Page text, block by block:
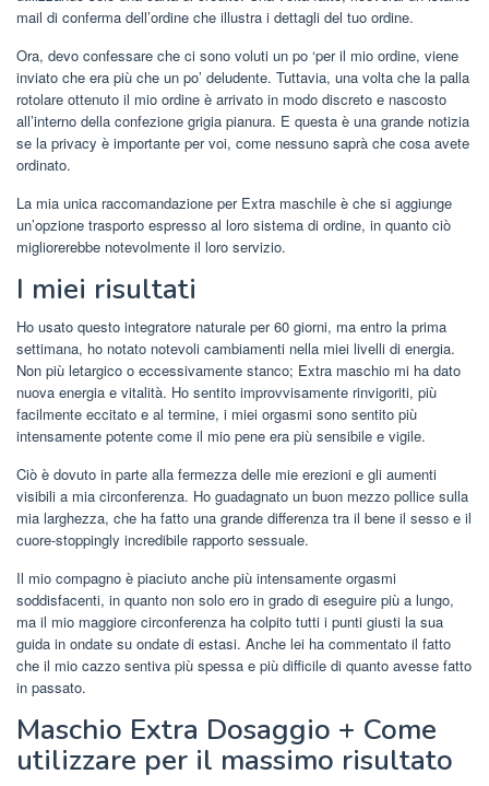
mail di conferma dell’ordine che illustra i dettagli del tuo ordine.
Ora, devo confessare che ci sono voluti un po ‘per il mio ordine, viene
inviato che era più che un po’ deludente. Tuttavia, una volta che la palla
rotolare ottenuto il mio ordine è arrivato in modo discreto e nascosto
all’interno della confezione grigia pianura. E questa è una grande notizia
se la privacy è importante per voi, come nessuno saprà che cosa avete
ordinato.
La mia unica raccomandazione per Extra maschile è che si aggiunge
un’opzione trasporto espresso al loro sistema di ordine, in quanto ciò
migliorerebbe notevolmente il loro servizio.
I miei risultati
Ho usato questo integratore naturale per 60 giorni, ma entro la prima
settimana, ho notato notevoli cambiamenti nella miei livelli di energia.
Non più letargico o eccessivamente stanco; Extra maschio mi ha dato
nuova energia e vitalità. Ho sentito improvvisamente rinvigoriti, più
facilmente eccitato e al termine, i miei orgasmi sono sentito più
intensamente potente come il mio pene era più sensibile e vigile.
Ciò è dovuto in parte alla fermezza delle mie erezioni e gli aumenti
visibili a mia circonferenza. Ho guadagnato un buon mezzo pollice sulla
mia larghezza, che ha fatto una grande differenza tra il bene il sesso e il
cuore-stoppingly incredibile rapporto sessuale.
Il mio compagno è piaciuto anche più intensamente orgasmi
soddisfacenti, in quanto non solo ero in grado di eseguire più a lungo,
ma il mio maggiore circonferenza ha colpito tutti i punti giusti la sua
guida in ondate su ondate di estasi. Anche lei ha commentato il fatto
che il mio cazzo sentiva più spessa e più difficile di quanto avesse fatto
in passato.
Maschio Extra Dosaggio + Come
utilizzare per il massimo risultato